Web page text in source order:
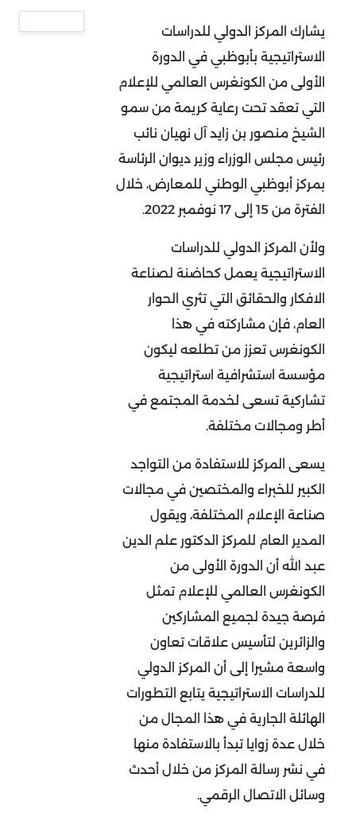
يشارك المركز الدولي للدراسات
الاستراتيجية بأبوظبي في الدورة
الأولى من الكونغرس العالمي للإعلام
التي تعقد تحت رعاية كريمة من سمو
الشيخ منصور بن زايد آل نهيان نائب
رئيس مجلس الوزراء وزير ديوان الرئاسة
بمركز أبوظبي الوطني للمعارض، خلال
الفترة من 15 إلى 17 نوفمبر 2022.
ولأن المركز الدولي للدراسات
الاستراتيجية يعمل كحاضنة لصناعة
الافكار والحقائق التي تثري الحوار
العام، فإن مشاركته في هذا
الكونغرس تعزز من تطلعه ليكون
مؤسسة استشرافية استراتيجية
تشاركية تسعى لخدمة المجتمع في
أطر ومجالات مختلفة.
يسعى المركز للاستفادة من التواجد
الكبير للخبراء والمختصين في مجالات
صناعة الإعلام المختلفة، ويقول
المدير العام للمركز الدكتور علم الدين
عبد الله أن الدورة الأولى من
الكونغرس العالمي للإعلام تمثل
فرصة جيدة لجميع المشاركين
والزائرين لتأسيس علاقات تعاون
واسعة مشيرا إلى أن المركز الدولي
للدراسات الاستراتيجية يتابع التطورات
الهائلة الجارية في هذا المجال من
خلال عدة زوايا تبدأ بالاستفادة منها
في نشر رسالة المركز من خلال أحدث
وسائل الاتصال الرقمي.